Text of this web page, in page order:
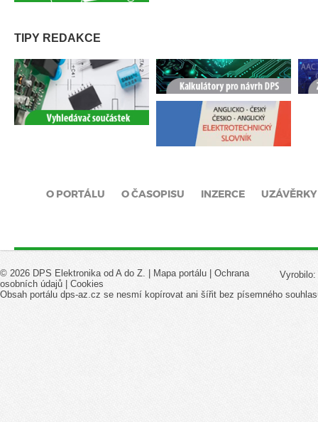
TIPY REDAKCE
O PORTÁLU O ČASOPISU INZERCE UZÁVĚRKY
Vyrobilo:
© 2026 DPS Elektronika od A do Z. | Mapa portálu
Ochrana
osobních údajů
Cookies
Obsah portálu dps-az.cz se nesmí kopírovat ani šířit bez písemného